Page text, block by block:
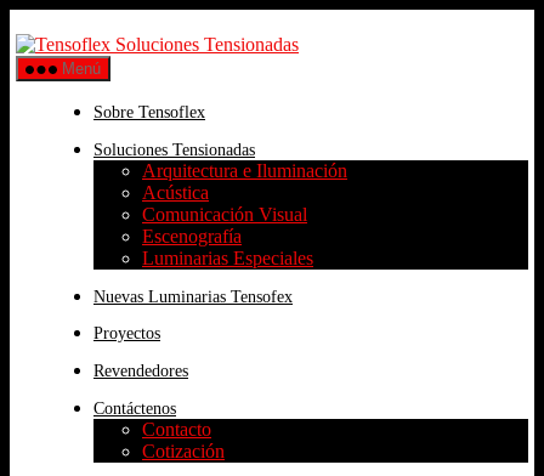
Menú
Sobre Tensoflex
Soluciones Tensionadas
Arquitectura e Iluminación
Acústica
Comunicación Visual
Escenografía
Luminarias Especiales
Nuevas Luminarias Tensofex
Proyectos
Revendedores
Contáctenos
Contacto
Cotización